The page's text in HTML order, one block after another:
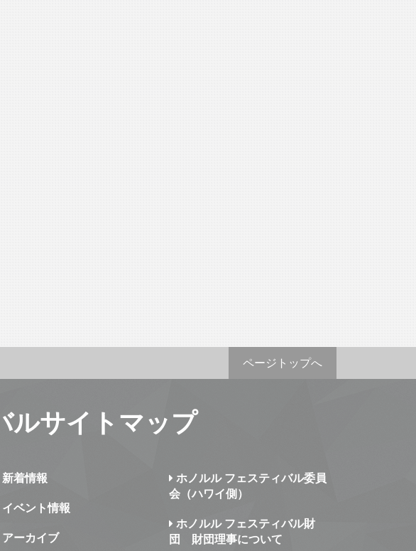
ページトップへ
ルサイトマップ
新着情報
イベント情報
アーカイブ
ホノルル フェスティバル委員
会（ハワイ側）
ホノルル フェスティバル財
団 財団理事について